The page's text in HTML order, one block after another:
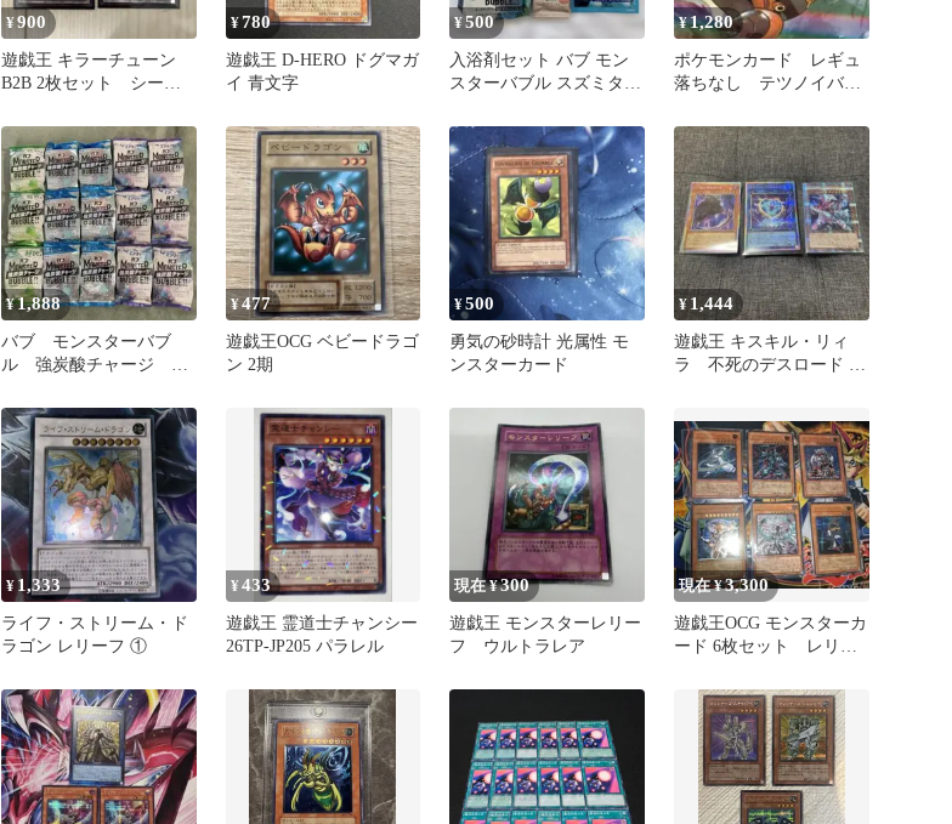
¥900
遊戯王 キラーチューン
B2B 2枚セット シーク
¥780
遊戯王 D-HERO ドグマガ
イ 青文字
¥500
入浴剤セット バブ モン
スターバブル スズミタイ
¥1,280
ポケモンカード レギュ
落ちなし テツノイバラ
¥1,888
バブ モンスターバブ
ル 強炭酸チャージ 3
¥477
遊戯王OCG ベビードラゴ
ン 2期
¥500
勇気の砂時計 光属性 モ
ンスターカード
¥ 1,444
遊戯王 キスキル・リィ
ラ 不死のデスロード プ
¥ 1,333
ライフ・ストリーム・ド
ラゴン レリーフ ①
¥433
遊戯王 霊道士チャンシー
26TP-JP205 パラレル
現在 ¥300
遊戯王 モンスターレリー
フ ウルトラレア
現在 ¥3,300
遊戯王OCG モンスターカ
ード 6枚セット レリー